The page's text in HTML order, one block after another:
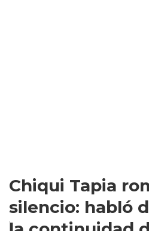
Chiqui Tapia
silencio: habló